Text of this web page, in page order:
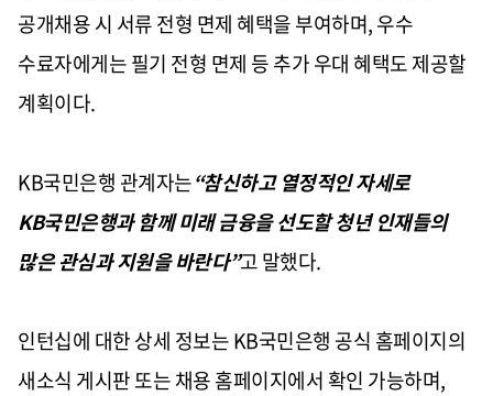
공개채용 시 서류 전형 면제 혜택을 부여하며, 우수
수료자에게는 필기 전형 면제 등 추가 우대 혜택도 제공할
계획이다.
KB국민은행 관계자는“참신하고 열정적인 자세로
KB국민은행과 함께 미래 금융을 선도할 청년 인재들의
많은 관심과 지원을 바란다”고 말했다.
인턴십에 대한 상세 정보는 KB국민은행 공식 홈페이지의
새소식 게시판 또는 채용 홈페이지에서 확인 가능하며,